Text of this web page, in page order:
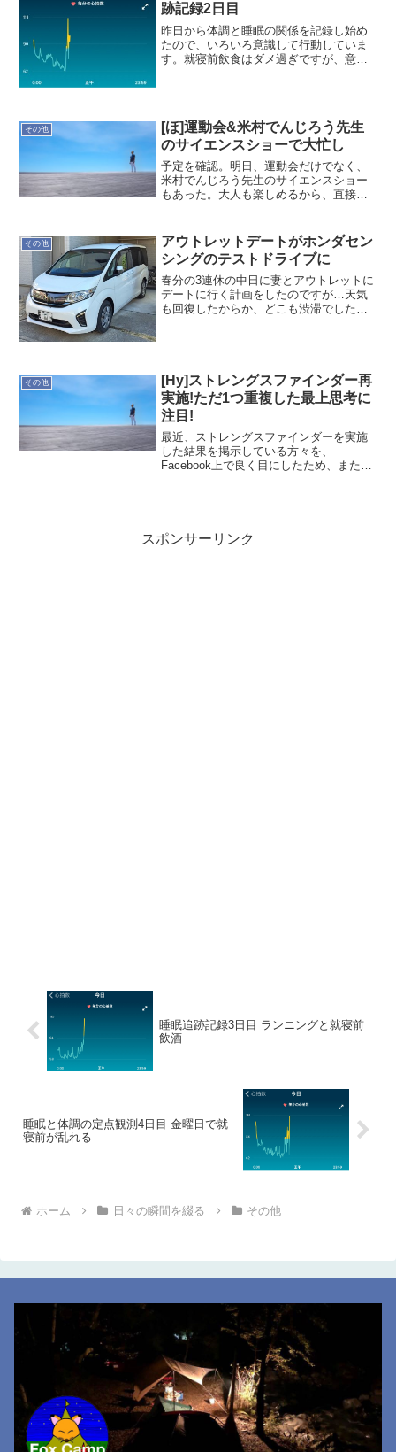
跡記録2日目
昨日から体調と睡眠の関係を記録し始め
たので、いろいろ意識して行動していま
す。就寝前飲食はダメ過ぎですが、意識
その他
[ほ]運動会&米村でんじろう先生
のサイエンスショーで大忙し
予定を確認。明日、運動会だけでなく、
米村でんじろう先生のサイエンスショー
もあった。大人も楽しめるから、直接見
大好きになる切っ掛けになればと思って
います。実体験が成長...
その他
アウトレットデートがホンダセン
シングのテストドライブに
春分の3連休の中日に妻とアウトレットに
デートに行く計画をしたのですが…天気
も回復したからか、どこも渋滞でした。
その他
[Hy]ストレングスファインダー再
実施!ただ1つ重複した最上思考に
注目!
最近、ストレングスファインダーを実施
した結果を掲示している方々を、
Facebook上で良く目にしたため、また受
スポンサーリンク
睡眠追跡記録3日目 ランニングと就寝前
飲酒
睡眠と体調の定点観測4日目 金曜日で就
寝前が乱れる
ホーム 日々の瞬間を綴る その他